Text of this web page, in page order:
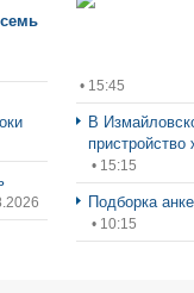
• 15:45
В
• 15:15
Подборка
• 10:15